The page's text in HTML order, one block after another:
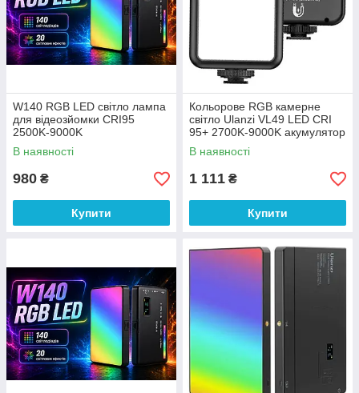
W140 RGB LED світло лампа
для відеозйомки CRI95
2500K-9000K
В наявності
980 ₴
Купити
Кольорове RGB камерне
світло Ulanzi VL49 LED CRI
95+ 2700K-9000K акумулятор
2000мА на магніті
В наявності
1 111 ₴
Купити